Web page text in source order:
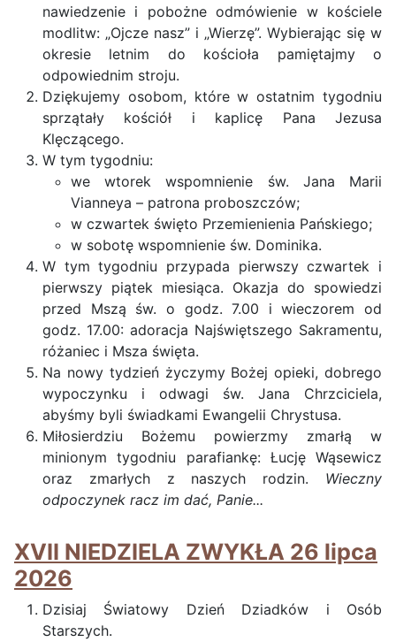
nawiedzenie i pobożne odmówienie w kościele
modlitw: „Ojcze nasz” i „Wierzę”. Wybierając się w
okresie letnim do kościoła pamiętajmy o
odpowiednim stroju.
Dziękujemy osobom, które w ostatnim tygodniu
sprzątały kościół i kaplicę Pana Jezusa
Klęczącego.
W tym tygodniu:
we wtorek wspomnienie św. Jana Marii
Vianneya – patrona proboszczów;
w czwartek święto Przemienienia Pańskiego;
w sobotę wspomnienie św. Dominika.
W tym tygodniu przypada pierwszy czwartek i
pierwszy piątek miesiąca. Okazja do spowiedzi
przed Mszą św. o godz. 7.00 i wieczorem od
godz. 17.00: adoracja Najświętszego Sakramentu,
różaniec i Msza święta.
Na nowy tydzień życzymy Bożej opieki, dobrego
wypoczynku i odwagi św. Jana Chrzciciela,
abyśmy byli świadkami Ewangelii Chrystusa.
Miłosierdziu Bożemu powierzmy zmarłą w
minionym tygodniu parafiankę: Łucję Wąsewicz
oraz zmarłych z naszych rodzin. Wieczny
odpoczynek racz im dać, Panie...
XVII NIEDZIELA ZWYKŁA 26 lipca
2026
Dzisiaj Światowy Dzień Dziadków i Osób
Starszych.